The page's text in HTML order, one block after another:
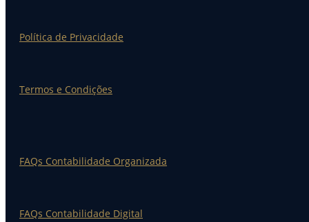
Política de Privacidade
Termos e Condições
FAQs Contabilidade Organizada
FAQs Contabilidade Digital